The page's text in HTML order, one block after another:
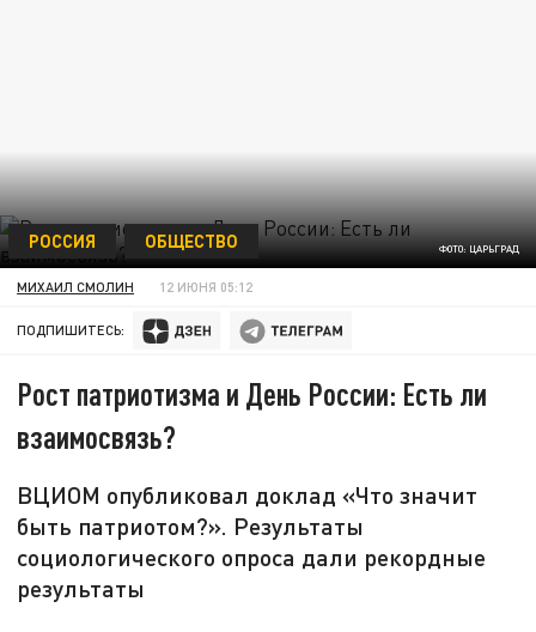
ФОТО: ЦАРЬГРАД
РОССИЯ ОБЩЕСТВО
МИХАИЛ СМОЛИН 12 ИЮНЯ 05:12
ПОДПИШИТЕСЬ:
Рост патриотизма и День России: Есть ли
взаимосвязь?
ВЦИОМ опубликовал доклад «Что значит
быть патриотом?». Результаты
социологического опроса дали рекордные
результаты